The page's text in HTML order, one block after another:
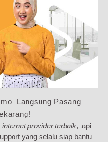
Langsung Pasang
internet provider terbaik, tapi
yang selalu siap bantu